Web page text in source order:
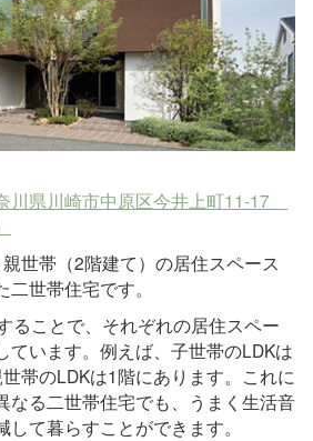
川県川崎市中原区今井上町11-17
世帯（2階建て）の居住スペース
世帯住宅です。
ることで、それぞれの居住スペー
ています。例えば、子世帯のLDKは
帯のLDKは1階にあります。これに
なる二世帯住宅でも、うまく生活音
て暮らすことができます。